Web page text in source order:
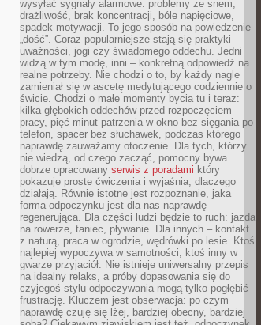
wysyłać sygnały alarmowe: problemy ze snem,
drażliwość, brak koncentracji, bóle napięciowe,
spadek motywacji. To jego sposób na powiedzenie
„dość”. Coraz popularniejsze stają się praktyki
uważności, jogi czy świadomego oddechu. Jedni
widzą w tym modę, inni – konkretną odpowiedź na
realne potrzeby. Nie chodzi o to, by każdy nagle
zamieniał się w ascetę medytującego codziennie o
świcie. Chodzi o małe momenty bycia tu i teraz:
kilka głębokich oddechów przed rozpoczęciem
pracy, pięć minut patrzenia w okno bez sięgania po
telefon, spacer bez słuchawek, podczas którego
naprawdę zauważamy otoczenie. Dla tych, którzy
nie wiedzą, od czego zacząć, pomocny bywa
dobrze opracowany serwis z poradami który
pokazuje proste ćwiczenia i wyjaśnia, dlaczego
działają. Równie istotne jest rozpoznanie, jaka
forma odpoczynku jest dla nas naprawdę
regenerująca. Dla części ludzi będzie to ruch: jazda
na rowerze, taniec, pływanie. Dla innych – kontakt
z naturą, praca w ogrodzie, wędrówki po lesie. Ktoś
najlepiej wypoczywa w samotności, ktoś inny w
gwarze przyjaciół. Nie istnieje uniwersalny przepis
na idealny relaks, a próby dopasowania się do
czyjegoś stylu odpoczywania mogą tylko pogłębić
frustrację. Kluczem jest obserwacja: po czym
naprawdę czuję się lżej, bardziej obecny, bardziej